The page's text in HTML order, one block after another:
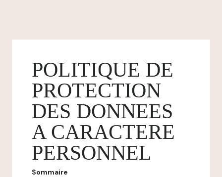
POLITIQUE DE
PROTECTION
DES DONNEES
A CARACTERE
PERSONNEL
Sommaire